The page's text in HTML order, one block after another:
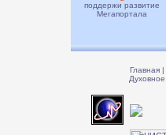
поддержи развитие
Мегапортала
Главная |
Духовное